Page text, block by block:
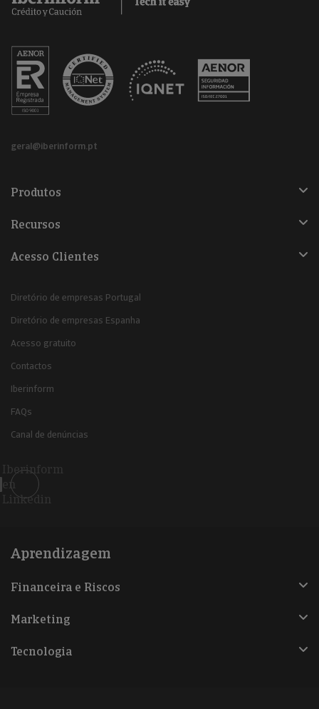
geral@iberinform.pt
Produtos
Recursos
Acesso Clientes
Diretório de empresas Portugal
Diretório de empresas Espanha
Acesso gratuito
Contactos
Iberinform
FAQs
Canal de denúncias
Iberinform
en
Linkedin
Aprendizagem
Financeira e Riscos
Marketing
Tecnologia